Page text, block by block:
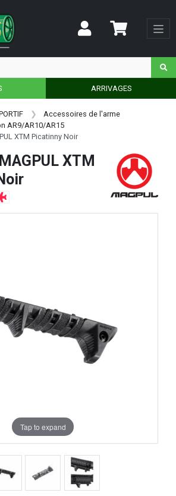
ARRIVAGES
Accessoires de l'arme
AR9/AR10/AR15
XTM Picatinny Noir
XTM
Tap to expand